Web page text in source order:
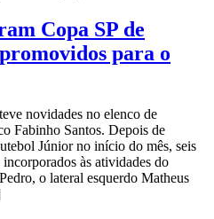
Copa SP de
para o
novidades no elenco de
Fabinho Santos. Depois de
Júnior no início do mês, seis
às atividades do
o lateral esquerdo Matheus